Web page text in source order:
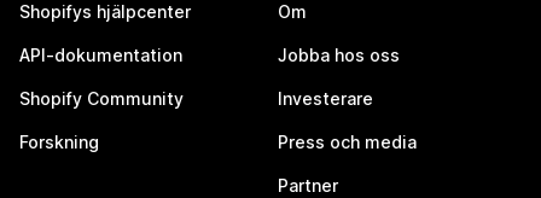
Shopifys hjälpcenter
API-dokumentation
Shopify Community
Forskning
Om
Jobba hos oss
Investerare
Press och media
Partner